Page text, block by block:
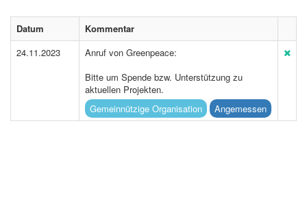
Datum
Kommentar
24.11.2023
Anruf von Greenpeace:
Bitte um Spende bzw. Unterstützung zu
aktuellen Projekten.
Gemeinnützige Organisation
Angemessen